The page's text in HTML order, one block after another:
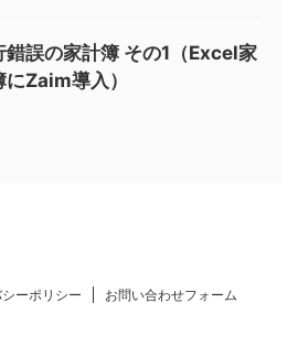
錯誤の家計簿 その1（Excel家
にZaim導入）
ーポリシー お問い合わせフォーム